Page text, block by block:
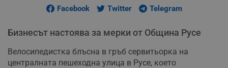
Facebook Twitter Telegram
Бизнесът настоява за мерки от Община Русе
Велосипедистка блъсна в гръб сервитьорка на
централната пешеходна улица в Русе, което